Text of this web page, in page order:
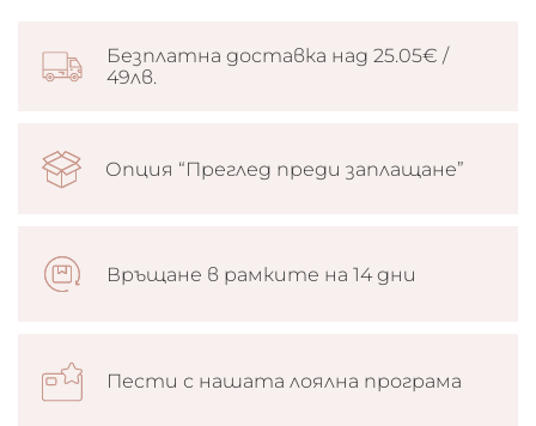
Безплатна доставка над 25.05€ /
49лв.
Опция “Преглед преди заплащане”
Връщане в рамките на 14 дни
Пести с нашата лоялна програма